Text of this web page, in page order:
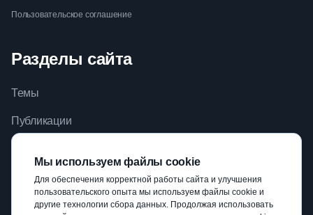
Пользовательское соглашение
Разделы сайта
Темы
Публикации
Библиотека
Авторы
Мы используем файлы cookie
Для обеспечения корректной работы сайта и улучшения
пользовательского опыта мы используем файлы cookie и
другие технологии сбора данных. Продолжая использовать